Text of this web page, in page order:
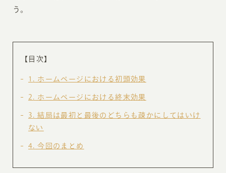
う。
【目次】
1 ホームページにおける初頭効果
2 ホームページにおける終末効果
3
結局は最初と最後のどちらも疎かにしてはいけ
ない
4 今回のまとめ